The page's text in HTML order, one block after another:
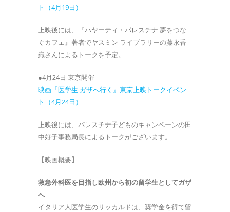
ト（4月19日）
上映後には、『ハヤーティ・パレスチナ 夢をつな
ぐカフェ』著者でヤスミン ライブラリーの藤永香
織さんによるトークを予定。
●4月24日 東京開催
映画『医学生 ガザへ行く』東京上映トークイベン
ト（4月24日）
上映後には、パレスチナ子どものキャンペーンの田
中好子事務局長によるトークがございます。
【映画概要】
救急外科医を目指し欧州から初の留学生としてガザ
へ
イタリア人医学生のリッカルドは、奨学金を得て留